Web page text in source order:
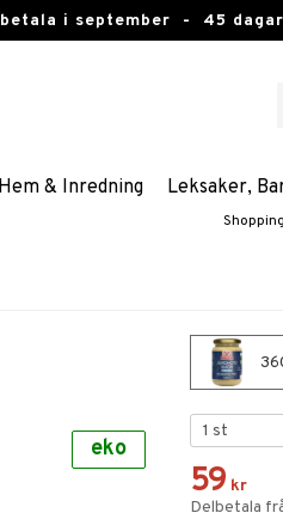
betala i september - 45
Hem & Inredning Leksaker,
eko
59 kr
Delbetala